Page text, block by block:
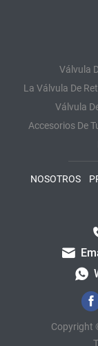
Válvula
La Válvula De
Válvula
Accesorios De
NOSOTROS
Copyright